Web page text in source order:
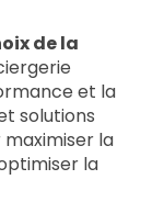
de la
et la
solutions
la
la